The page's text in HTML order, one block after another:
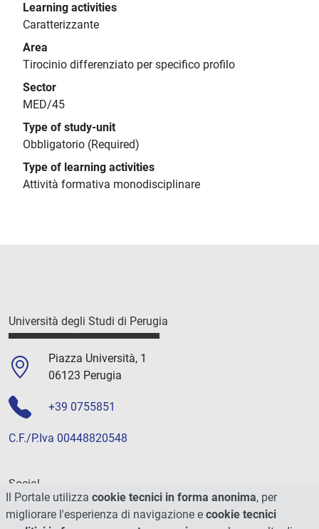
Learning activities
Caratterizzante
Area
Tirocinio differenziato per specifico profilo
Sector
MED/45
Type of study-unit
Obbligatorio (Required)
Type of learning activities
Attività formativa monodisciplinare
Università degli Studi di Perugia
Piazza Università, 1
06123 Perugia
+39 0755851
C.F./P.Iva 00448820548
Social
Il Portale utilizza cookie tecnici in forma anonima, per
migliorare l'esperienza di navigazione e cookie tecnici